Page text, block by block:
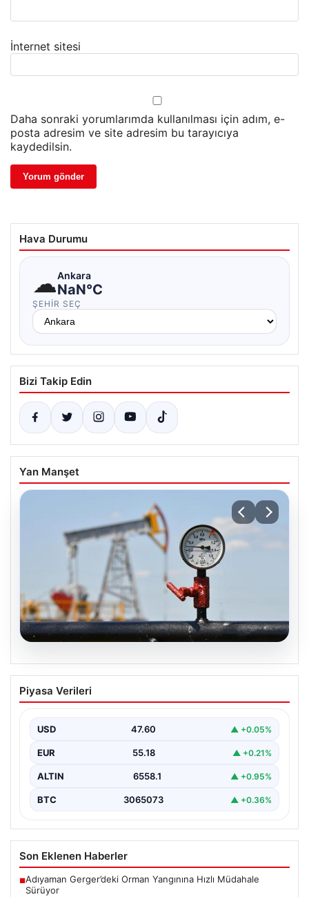
İnternet sitesi
Daha sonraki yorumlarımda kullanılması için adım, e-
posta adresim ve site adresim bu tarayıcıya
kaydedilsin.
Hava Durumu
☁Ankara
NaN°C
ŞEHIR SEÇ
Bizi Takip Edin
Yan Manşet
05.08.2026
Petrol fiyatları 25 Mayıs: Petrol fiyatları
düştü mü, ne kadar oldu? Brent petrol
{“title”: “Petrol fiyatları 25 Mayıs: Güncel petrol fiyatları
Piyasa Verileri
USD 47.60 ▲ +0.05%
EUR 55.18 ▲ +0.21%
ALTIN 6558.1 ▲ +0.95%
BTC 3065073 ▲ +0.36%
Son Eklenen Haberler
■Adıyaman Gerger’deki Orman Yangınına Hızlı Müdahale
Sürüyor